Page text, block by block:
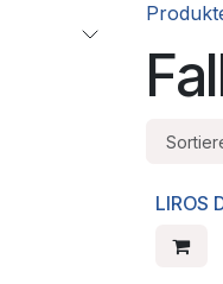
LIROS